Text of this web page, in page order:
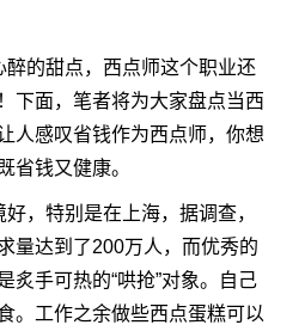
的甜点，西点师这个职业还
下面，笔者将为大家盘点当西
人感叹省钱作为西点师，你想
省钱又健康。
，特别是在上海，据调查，
量达到了200万人，而优秀的
炙手可热的“哄抢”对象。自己
。工作之余做些西点蛋糕可以